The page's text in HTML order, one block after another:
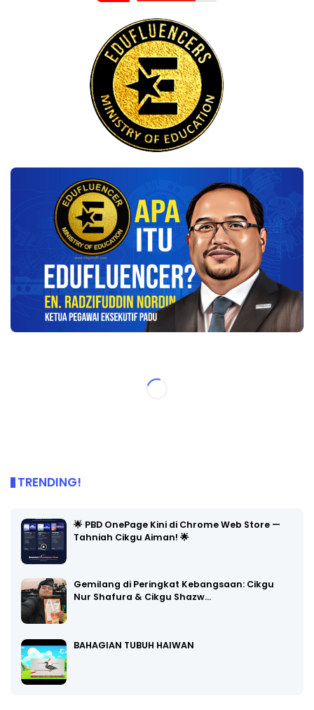
TRENDING!
🌟 PBD OnePage Kini di Chrome Web Store —
Tahniah Cikgu Aiman! 🌟
Gemilang di Peringkat Kebangsaan: Cikgu
Nur Shafura & Cikgu Shazw…
BAHAGIAN TUBUH HAIWAN